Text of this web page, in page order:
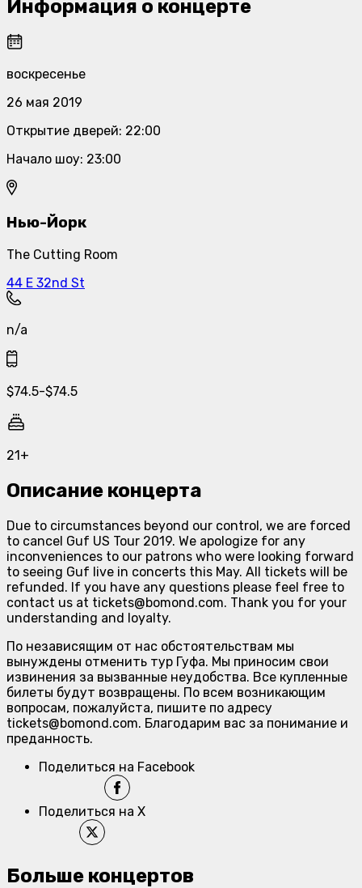
Информация о концерте
воскресенье
26 мая 2019
Открытие дверей: 22:00
Начало шоу: 23:00
Нью-Йорк
The Cutting Room
44 E 32nd St
n/a
$74.5-$74.5
21+
Описание концерта
Due to circumstances beyond our control, we are forced
to cancel Guf US Tour 2019. We apologize for any
inconveniences to our patrons who were looking forward
to seeing Guf live in concerts this May. All tickets will be
refunded. If you have any questions please feel free to
contact us at tickets@bomond.com. Thank you for your
understanding and loyalty.
По независящим от нас обстоятельствам мы
вынуждены отменить тур Гуфа. Мы приносим свои
извинения за вызванные неудобства. Все купленные
билеты будут возвращены. По всем возникающим
вопросам, пожалуйста, пишите по адресу
tickets@bomond.com. Благодарим вас за понимание и
преданность.
Поделиться на Facebook
Поделиться на X
Больше концертов